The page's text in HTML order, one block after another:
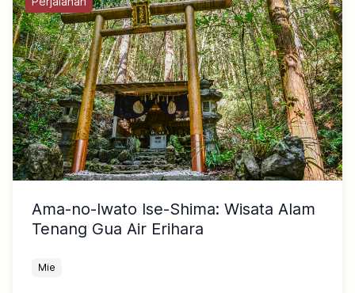
Ama-no-Iwato Ise-Shima: Wisata Alam
Tenang Gua Air Erihara
Mie